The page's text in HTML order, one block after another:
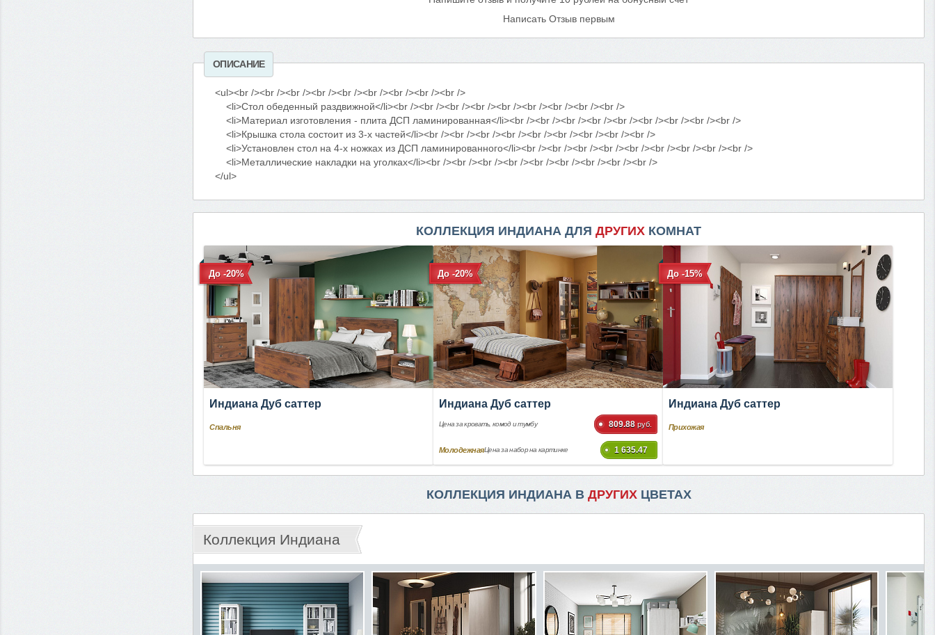
Написать Отзыв первым
ОПИСАНИЕ
<ul><br /><br /><br /><br /><br /><br /><br /><br /><br />
<li>Стол обеденный раздвижной</li><br /><br /><br /><br /><br /><br /><br /><br /><br />
<li>Материал изготовления - плита ДСП ламинированная</li><br /><br /><br /><br /><br /><br /><br /><br /><br />
<li>Крышка стола состоит из 3-х частей</li><br /><br /><br /><br /><br /><br /><br /><br /><br />
<li>Установлен стол на 4-х ножках из ДСП ламинированного</li><br /><br /><br /><br /><br /><br /><br /><br /><br />
<li>Металлические накладки на уголках</li><br /><br /><br /><br /><br /><br /><br /><br /><br />
</ul>
КОЛЛЕКЦИЯ ИНДИАНА ДЛЯ ДРУГИХ КОМНАТ
До -20%
Индиана Дуб саттер
Спальня
До -20%
Индиана Дуб саттер
Цена за кровать, комод и тумбу 809.88 руб.
МолодежнаяЦена за набор на картинке 1 635.47
До -15%
Индиана Дуб саттер
Прихожая
КОЛЛЕКЦИЯ ИНДИАНА В ДРУГИХЦВЕТАХ
Коллекция Индиана